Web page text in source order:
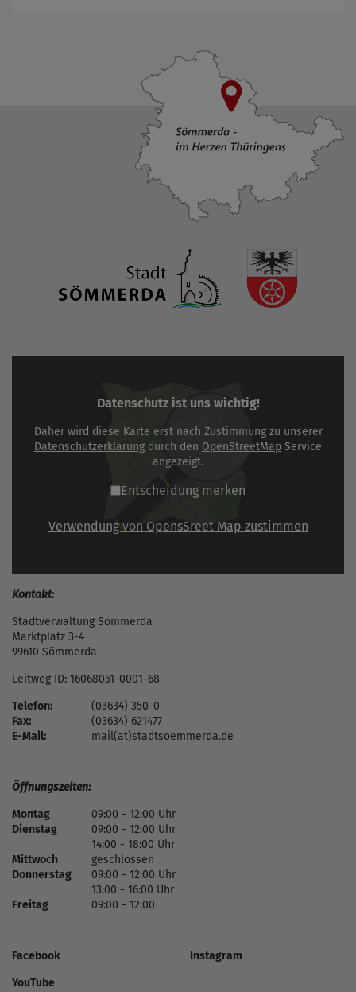
Datenschutz ist uns wichtig!
Daher wird diese Karte erst nach Zustimmung zu unserer
Datenschutzerklärung durch den OpenStreetMap Service
angezeigt.
Entscheidung merken
Verwendung von OpensSreet Map zustimmen
Kontakt:
Stadtverwaltung Sömmerda
Marktplatz 3-4
99610 Sömmerda
Leitweg ID: 16068051-0001-68
Telefon:
(03634) 350-0
Fax:
(03634) 621477
E-Mail:
mail(at)stadtsoemmerda.de
Öffnungszeiten:
Montag
09:00 - 12:00 Uhr
Dienstag
09:00 - 12:00 Uhr
14:00 - 18:00 Uhr
Mittwoch
geschlossen
Donnerstag
09:00 - 12:00 Uhr
13:00 - 16:00 Uhr
Freitag
09:00 - 12:00
Facebook
Instagram
YouTube